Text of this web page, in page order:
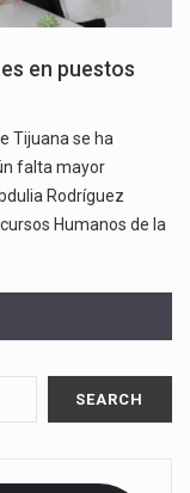
en puestos
Tijuana se ha
falta mayor
Rodríguez
Humanos de la